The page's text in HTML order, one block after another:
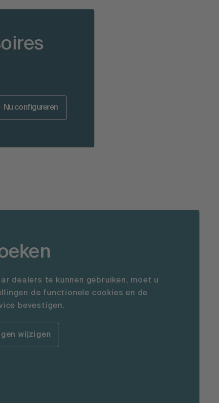
Nu configureren
dealers te kunnen gebruiken, moet u
de functionele cookies en de
bevestigen.
wijzigen